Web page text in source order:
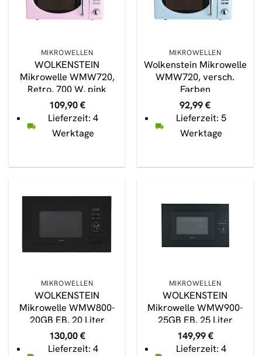
MIKROWELLEN
WOLKENSTEIN
Mikrowelle WMW720,
Retro, 700 W, pink
109,90€
Lieferzeit: 4
Werktage
MIKROWELLEN
Wolkenstein Mikrowelle
WMW720, versch.
Farben
92,99€
Lieferzeit: 5
Werktage
MIKROWELLEN
WOLKENSTEIN
Mikrowelle WMW800-
20GB EB, 20 Liter
Volumen
130,00€
Lieferzeit: 4
MIKROWELLEN
WOLKENSTEIN
Mikrowelle WMW900-
25GB EB, 25 Liter
Volumen
149,99€
Lieferzeit: 4